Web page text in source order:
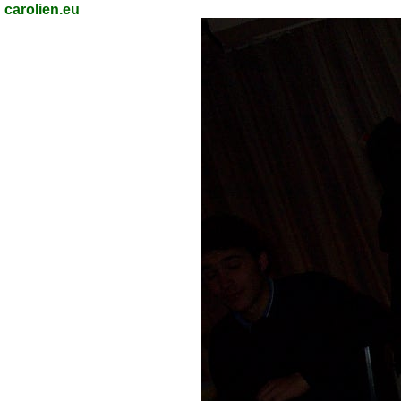
carolien.eu